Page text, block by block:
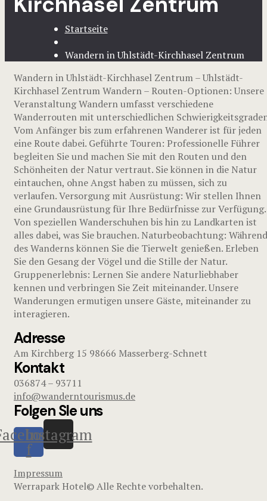
Startseite
Wandern in Uhlstädt-Kirchhasel Zentrum
Wandern in Uhlstädt-Kirchhasel Zentrum – Uhlstädt-
Kirchhasel Zentrum Wandern – Routen-Optionen: Unsere
Veranstaltung Wandern umfasst verschiedene
Wanderrouten mit unterschiedlichen
Vom Anfänger bis zum erfahrenen Wanderer ist für jeden
eine Route dabei. Geführte Touren: Professionelle Führer
begleiten Sie und machen Sie mit den Routen und den
Schönheiten der Natur vertraut. Sie können in die Natur
eintauchen, ohne Angst haben zu müssen, sich zu
verlaufen. Versorgung mit Ausrüstung: Wir stellen Ihnen
eine Grundausrüstung für Ihre Bedürfnisse zur Verfügung.
Von speziellen Wanderschuhen bis hin zu Landkarten ist
alles dabei, was Sie brauchen. Naturbeobachtung: Während
des Wanderns können Sie die Tierwelt genießen. Erleben
Sie den Gesang der Vögel und die Stille der Natur.
Gruppenerlebnis: Lernen Sie andere Naturliebhaber
kennen und verbringen Sie Zeit miteinander. Unsere
Wanderungen ermutigen unsere Gäste, miteinander zu
interagieren.
Adresse
Am Kirchberg 15 98666 Masserberg-Schnett
Kontakt
036874 – 93711
info@wanderntourismus.de
Folgen SIe uns
f
Instagram
Impressum
Werrapark Hotel© Alle Rechte vorbehalten.